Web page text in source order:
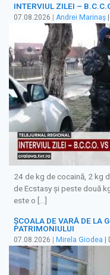
INTERVIUL ZILEI –
07.08.2026 | Andrei Marinaș
24 de kg de cocaină, 2 kg
de Ecstasy și peste două
este o […]
ȘCOALA DE VARĂ DE LA
PATRIMONIULUI
07.08.2026 Mirela Giodea |